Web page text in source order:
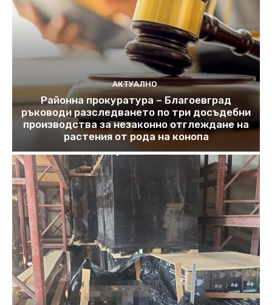
АКТУАЛНО
Районна прокуратура – Благоевград
ръководи разследването по три досъдебни
производства за незаконно отглеждане на
растения от рода на конопа